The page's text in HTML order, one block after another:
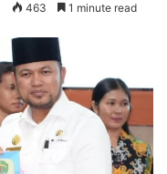
463 1 minute read